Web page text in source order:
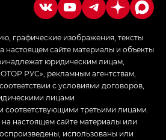
графические изображения, тексты
настоящем сайте материалы и объекты
юридическим лицам,
РУС», рекламным агентствам,
с условиями договоров,
лицами
третьими лицами.
настоящем сайте материалы или
использованы или